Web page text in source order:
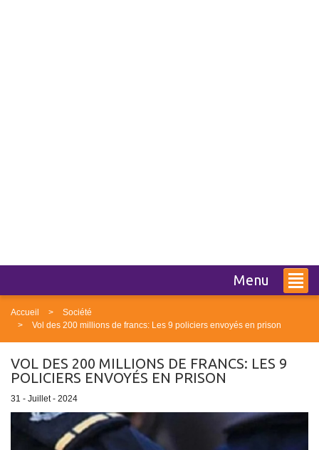
Menu
Accueil
Société
Vol des 200 millions de francs: Les 9 policiers envoyés en prison
VOL DES 200 MILLIONS DE FRANCS: LES 9
POLICIERS ENVOYÉS EN PRISON
31 - Juillet - 2024